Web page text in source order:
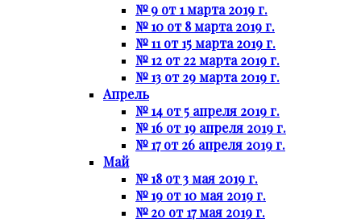
№ 9 от 1 марта 2019 г.
№ 10 от 8 марта 2019 г.
№ 11 от 15 марта 2019 г.
№ 12 от 22 марта 2019 г.
№ 13 от 29 марта 2019 г.
Апрель
№ 14 от 5 апреля 2019 г.
№ 16 от 19 апреля 2019 г.
№ 17 от 26 апреля 2019 г.
Май
№ 18 от 3 мая 2019 г.
№ 19 от 10 мая 2019 г.
№ 20 от 17 мая 2019 г.